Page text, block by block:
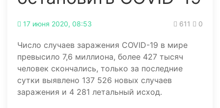
17 июня 2020, 08:53 611 0
Число случаев заражения COVID-19 в мире
превысило 7,6 миллиона, более 427 тысяч
человек скончались, только за последние
сутки выявлено 137 526 новых случаев
заражения и 4 281 летальный исход.